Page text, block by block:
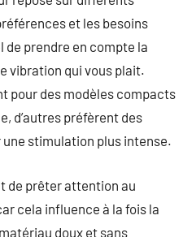
et les besoins
de prendre en compte la
vibration qui vous plait.
pour des modèles compacts
d’autres préfèrent des
stimulation plus intense.
de prêter attention au
cela influence à la fois la
doux et sans